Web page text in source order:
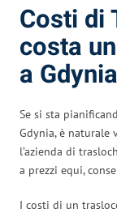
Costi di
costa
a Gdynia
Se si sta
Gdynia, è naturale
l’azienda di
a prezzi equi,
I costi di un